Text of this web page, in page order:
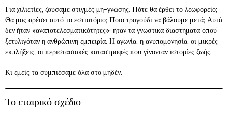
Για χιλιετίες, ζούσαμε στιγμές μη-γνώσης. Πότε θα έρθει το λεωφορείο;
Θα μας αρέσει αυτό το εστιατόριο; Ποιο τραγούδι να βάλουμε μετά; Αυτά
δεν ήταν «αναποτελεσματικότητες»· ήταν τα γνωστικά διαστήματα όπου
ξετυλιγόταν η ανθρώπινη εμπειρία. Η αγωνία, η ανυπομονησία, οι μικρές
εκπλήξεις, οι περιστασιακές καταστροφές που γίνονταν ιστορίες ζωής.
Κι εμείς τα συμπιέσαμε όλα στο μηδέν.
Το εταιρικό σχέδιο